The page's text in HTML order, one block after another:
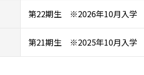
第22期生 ※2026年10月入学
第21期生 ※2025年10月入学